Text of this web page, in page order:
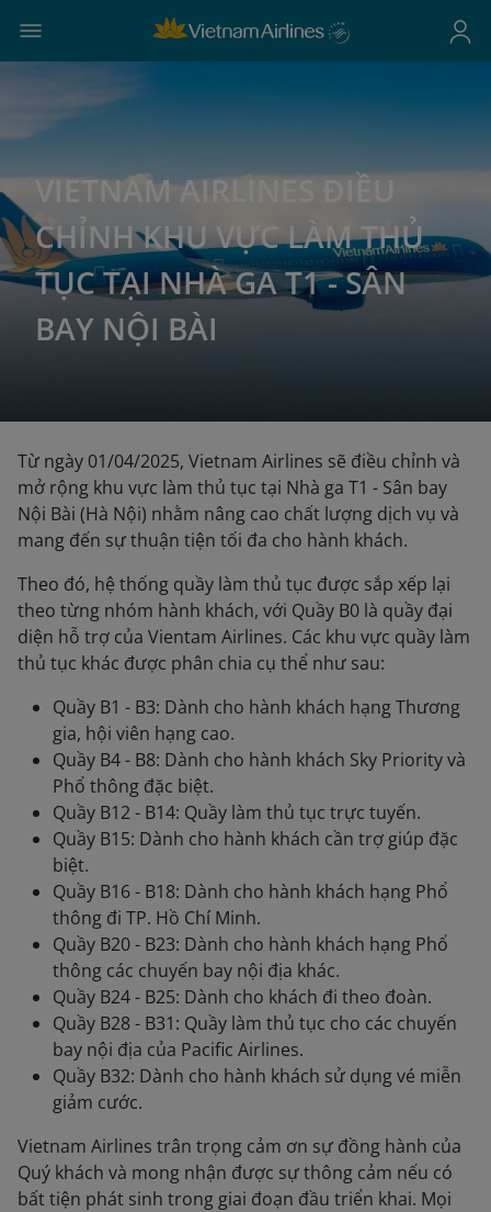
VIETNAM AIRLINES ĐIỀU
CHỈNH KHU VỰC LÀM THỦ
TỤC TẠI NHÀ GA T1 - SÂN
BAY NỘI BÀI
Từ ngày 01/04/2025, Vietnam Airlines sẽ điều chỉnh và
mở rộng khu vực làm thủ tục tại Nhà ga T1 - Sân bay
Nội Bài (Hà Nội) nhằm nâng cao chất lượng dịch vụ và
mang đến sự thuận tiện tối đa cho hành khách.
Theo đó, hệ thống quầy làm thủ tục được sắp xếp lại
theo từng nhóm hành khách, với Quầy B0 là quầy đại
diện hỗ trợ của Vientam Airlines. Các khu vực quầy làm
thủ tục khác được phân chia cụ thể như sau:
Quầy B1 - B3: Dành cho hành khách hạng Thương
gia, hội viên hạng cao.
Quầy B4 - B8: Dành cho hành khách Sky Priority và
Phổ thông đặc biệt.
Quầy B12 - B14: Quầy làm thủ tục trực tuyến.
Quầy B15: Dành cho hành khách cần trợ giúp đặc
biệt.
Quầy B16 - B18: Dành cho hành khách hạng Phổ
thông đi TP. Hồ Chí Minh.
Quầy B20 - B23: Dành cho hành khách hạng Phổ
thông các chuyến bay nội địa khác.
Quầy B24 - B25: Dành cho khách đi theo đoàn.
Quầy B28 - B31: Quầy làm thủ tục cho các chuyến
bay nội địa của Pacific Airlines.
Quầy B32: Dành cho hành khách sử dụng vé miễn
giảm cước.
Vietnam Airlines trân trọng cảm ơn sự đồng hành của
Quý khách và mong nhận được sự thông cảm nếu có
bất tiện phát sinh trong giai đoạn đầu triển khai. Mọi